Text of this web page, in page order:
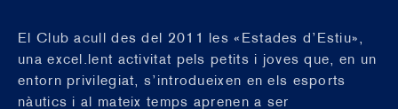
El Club acull des del 2011 les «Estades d’Estiu»,
una excel.lent activitat pels petits i joves que, en un
entorn privilegiat, s’introdueixen en els esports
nàutics i al mateix temps aprenen a ser